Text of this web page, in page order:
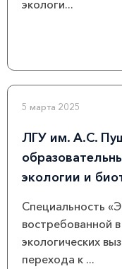
экологи...
5 марта 2025
ЛГУ им. А.С.
экологии и
Специальность
востребованной
экологических
перехода к ...